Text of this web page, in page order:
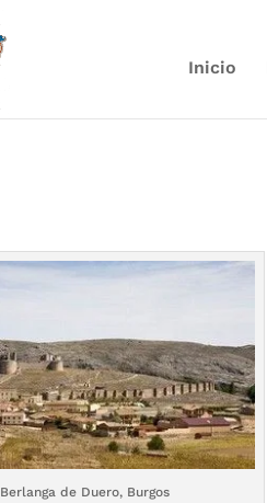
Inicio
Berlanga de Duero, Burgos